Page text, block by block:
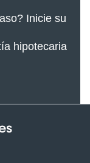
Inicie su
hipotecaria